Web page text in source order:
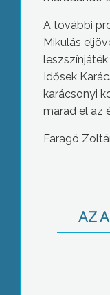
A további
Mikulás
Idősek
karácsonyi
marad el az
Faragó
AZ